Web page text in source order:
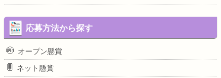
応募方法から探す
オープン懸賞
ネット懸賞